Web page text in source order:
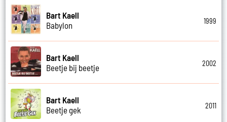
Bart Kaell
Babylon
1999
Bart Kaell
Beetje bij beetje
2002
Bart Kaell
Beetje gek
2011